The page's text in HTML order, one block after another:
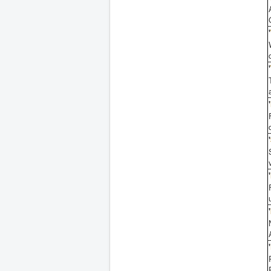
'
'
'
'
'
'
'